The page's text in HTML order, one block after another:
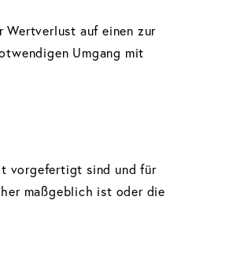
Wertverlust auf einen zur
Umgang mit
vorgefertigt sind und für
maßgeblich ist oder die